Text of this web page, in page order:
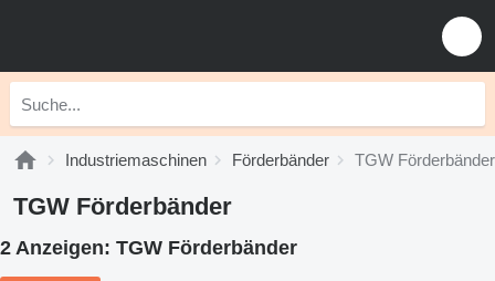
Industriemaschinen Förderbänder TGW Förderbänder
TGW Förderbänder
2 Anzeigen: TGW Förderbänder